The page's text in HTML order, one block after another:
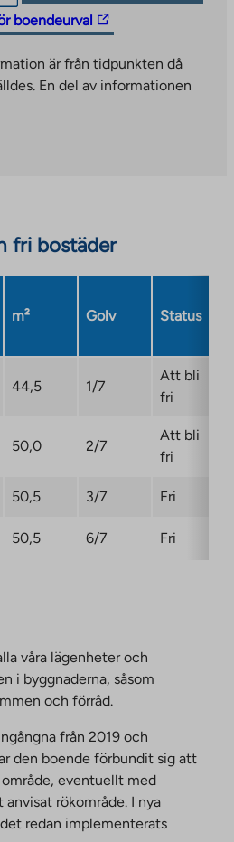
link
takes
to
an
new
boendeurval
är från tidpunkten då
En del av informationen
fri bostäder
m² Golv Status
44,5 1/7
Att bli
fri
50,0 2/7
Att bli
fri
50,5 3/7 Fri
50,5 6/7 Fri
våra lägenheter och
i byggnaderna, såsom
och förråd.
från 2019 och
den boende förbundit sig att
eventuellt med
rökområde. I nya
redan implementerats